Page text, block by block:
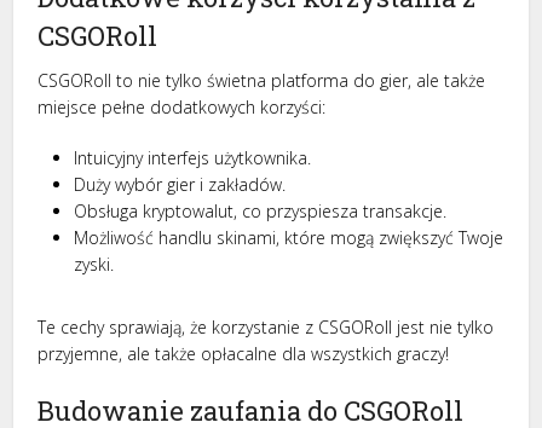
CSGORoll
CSGORoll to nie tylko świetna platforma do gier, ale także
miejsce pełne dodatkowych korzyści:
Intuicyjny interfejs użytkownika.
Duży wybór gier i zakładów.
Obsługa kryptowalut, co przyspiesza transakcje.
Możliwość handlu skinami, które mogą zwiększyć Twoje
zyski.
Te cechy sprawiają, że korzystanie z CSGORoll jest nie tylko
przyjemne, ale także opłacalne dla wszystkich graczy!
Budowanie zaufania do CSGORoll